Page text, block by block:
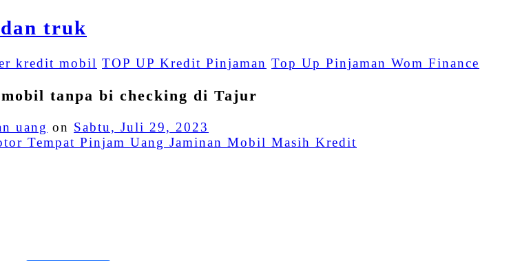
kredit mobil TOP UP Kredit Pinjaman Top Up Pinjaman Wom Finance
tanpa bi checking di Tajur
uang on Sabtu, Juli 29, 2023